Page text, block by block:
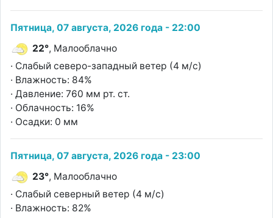
Пятница, 07 августа, 2026 года - 22:00
22°, Малооблачно
· Слабый северо-западный ветер (4 м/с)
· Влажность: 84%
· Давление: 760 мм рт. ст.
· Облачность: 16%
· Осадки: 0 мм
Пятница, 07 августа, 2026 года - 23:00
23°, Малооблачно
· Слабый северный ветер (4 м/с)
· Влажность: 82%